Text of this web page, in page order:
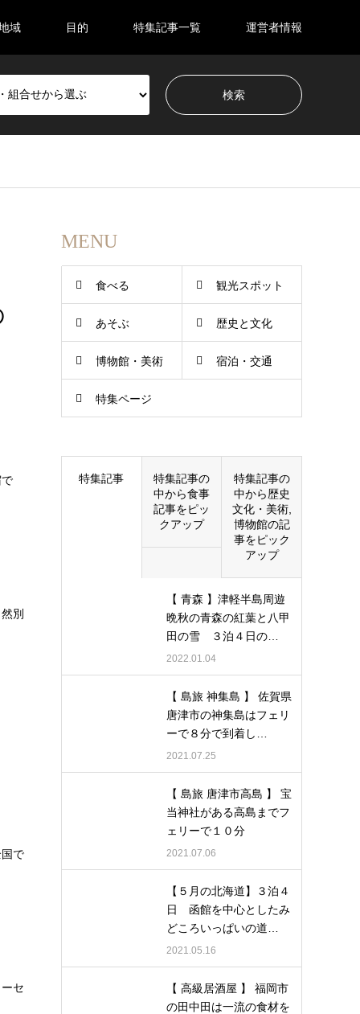
域 目的 特集記事一覧 運営者情報
別
で
セ
MENU
食べる 観光スポット
あそぶ 歴史と文化
博物館・美術
館
宿泊・交通
特集ページ
特集記事
特集記事の
中から食事
記事をピッ
クアップ
特集記事の
中から歴史
文化・美術,
博物館の記
事をピック
アップ
【 青森 】津軽半島周遊
晩秋の青森の紅葉と八甲
田の雪 ３泊４日の…
2022.01.04
【 島旅 神集島 】 佐賀県
唐津市の神集島はフェリ
ーで８分で到着し…
2021.07.25
【 島旅 唐津市高島 】 宝
当神社がある高島までフ
ェリーで１０分
2021.07.06
【５月の北海道】３泊４
日 函館を中心としたみ
どころいっぱいの道…
2021.05.16
【 高級居酒屋 】 福岡市
の田中田は一流の食材を